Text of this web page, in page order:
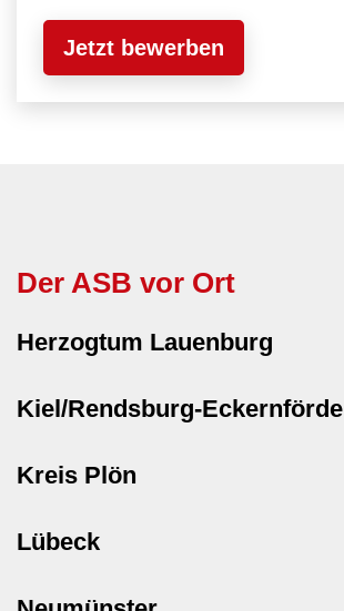
Jetzt bewerben
Der ASB vor Ort
Herzogtum Lauenburg
Kiel/Rendsburg-Eckernförde
Kreis Plön
Lübeck